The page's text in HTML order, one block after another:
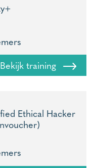
Bekijk training
Ethical Hacker